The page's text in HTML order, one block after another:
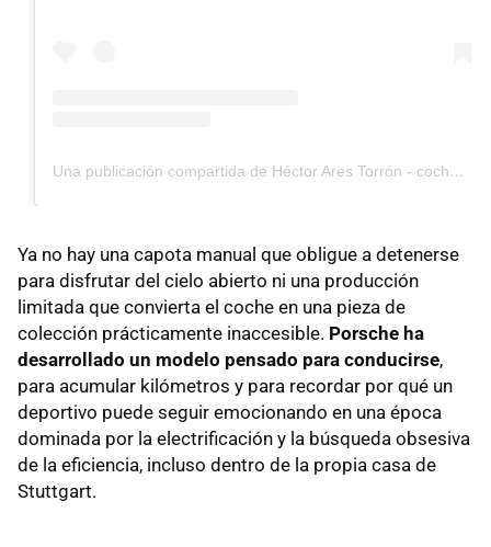
Una publicación compartida de Héctor Ares Torrón - coches, motos y motor (@hector_ares)
Ya no hay una capota manual que obligue a detenerse
para disfrutar del cielo abierto ni una producción
limitada que convierta el coche en una pieza de
colección prácticamente inaccesible. Porsche ha
desarrollado un modelo pensado para conducirse,
para acumular kilómetros y para recordar por qué un
deportivo puede seguir emocionando en una época
dominada por la electrificación y la búsqueda obsesiva
de la eficiencia, incluso dentro de la propia casa de
Stuttgart.